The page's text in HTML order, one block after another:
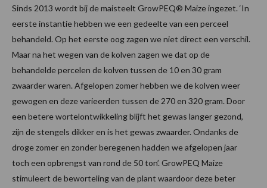
Sinds 2013 wordt bij de maisteelt GrowPEQ® Maize ingezet. ‘In
eerste instantie hebben we een gedeelte van een perceel
behandeld. Op het eerste oog zagen we niet direct een verschil.
Maar na het wegen van de kolven zagen we dat op de
behandelde percelen de kolven tussen de 10 en 30 gram
zwaarder waren. Afgelopen zomer hebben we de kolven weer
gewogen en deze varieerden tussen de 270 en 320 gram. Door
een betere wortelontwikkeling blijft het gewas langer gezond,
zijn de stengels dikker en is het gewas zwaarder. Ondanks de
droge zomer en zonder beregenen hadden we afgelopen jaar
toch een opbrengst van rond de 50 ton’. GrowPEQ Maize
stimuleert de beworteling van de plant waardoor deze beter